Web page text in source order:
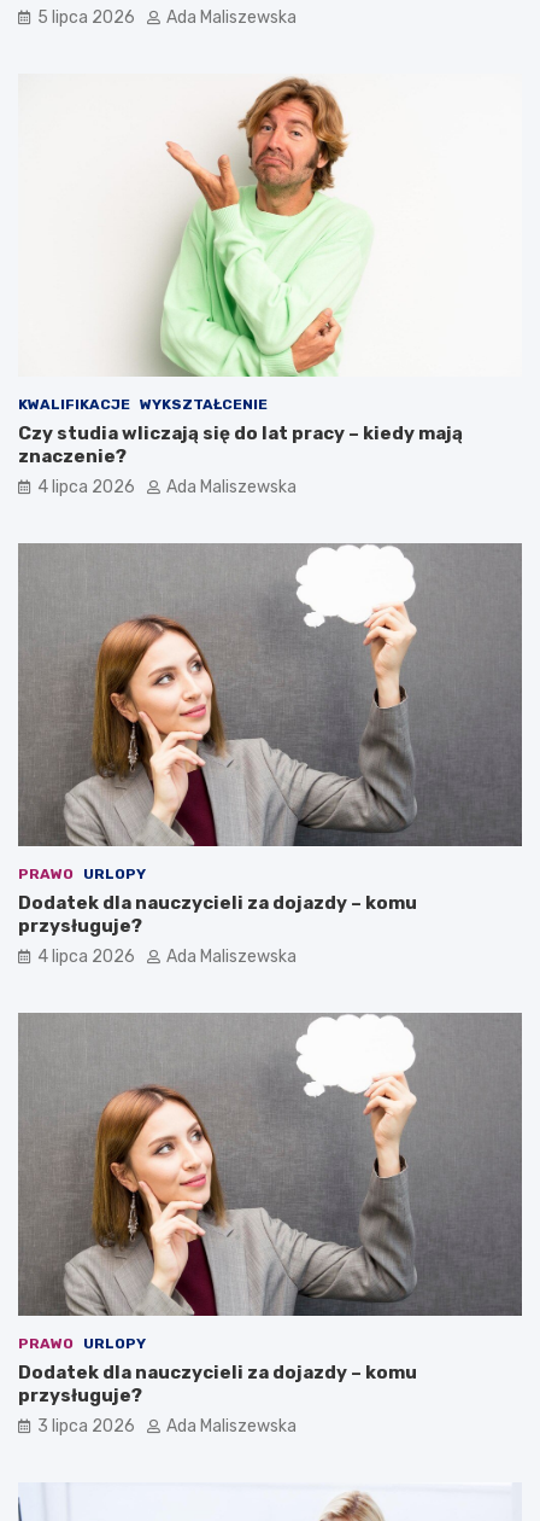
5 lipca 2026 Ada Maliszewska
KWALIFIKACJE WYKSZTAŁCENIE
Czy studia wliczają się do lat pracy – kiedy mają
znaczenie?
4 lipca 2026 Ada Maliszewska
PRAWO URLOPY
Dodatek dla nauczycieli za dojazdy – komu
przysługuje?
4 lipca 2026 Ada Maliszewska
PRAWO URLOPY
Dodatek dla nauczycieli za dojazdy – komu
przysługuje?
3 lipca 2026 Ada Maliszewska